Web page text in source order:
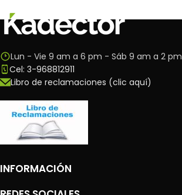
Lun - Vie 9 am a 6 pm - Sáb 9 am a 2 pm
Cel: 3-968812911
Libro de reclamaciones (clic aquí)
INFORMACIÓN